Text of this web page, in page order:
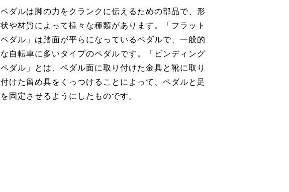
ペダルは脚の力をクランクに伝えるための部品で、形
状や材質によって様々な種類があります。「フラット
ペダル」は踏面が平らになっているペダルで、一般的
な自転車に多いタイプのペダルです。「ビンディング
ペダル」とは、ペダル面に取り付けた金具と靴に取り
付けた留め具をくっつけることによって、ペダルと足
を固定させるようにしたものです。